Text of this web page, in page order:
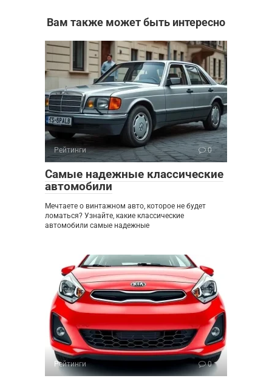
Вам также может быть интересно
Рейтинги 0
Самые надежные классические
автомобили
Мечтаете о винтажном авто, которое не будет
ломаться? Узнайте, какие классические
автомобили самые надежные
Рейтинги 0